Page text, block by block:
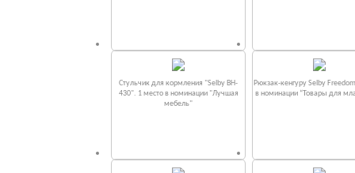
Стульчик для кормления "Selby BH-
430". 1 место в номинации "Лучшая
мебель"
Рюкзак-кенгуру Selby
в номинации “Товары для